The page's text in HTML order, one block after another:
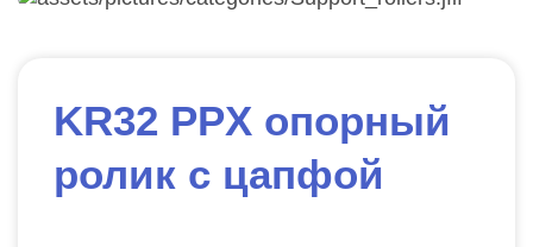
KR32 PPX опорный
ролик с цапфой